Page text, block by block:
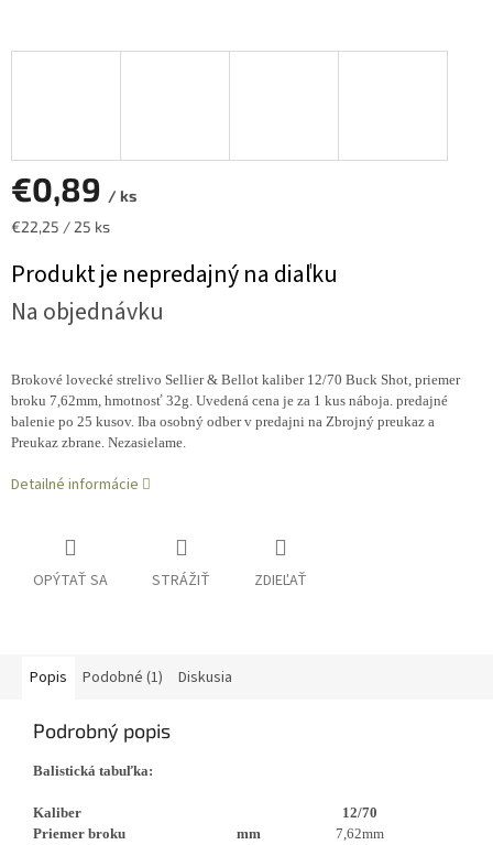
€0,89 / ks
Jednotková
€22,25 / 25 ks
Produkt je nepredajný na diaľku
Na objednávku
Brokové lovecké strelivo Sellier & Bellot kaliber 12/70 Buck Shot, priemer
broku 7,62mm, hmotnosť 32g. Uvedená cena je za 1 kus náboja. predajné
balenie po 25 kusov. Iba osobný odber v predajni na Zbrojný preukaz a
Preukaz zbrane. Nezasielame.
Detailné informácie
OPÝTAŤ SA STRÁŽIŤ ZDIEĽAŤ
Popis Podobné (1) Diskusia
Podrobný popis
Balistická tabuľka:
Kaliber
12/70
Priemer broku
mm
7,62mm